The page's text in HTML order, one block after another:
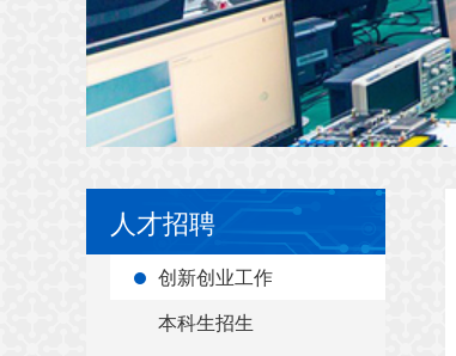
人才招聘
创新创业工作
本科生招生